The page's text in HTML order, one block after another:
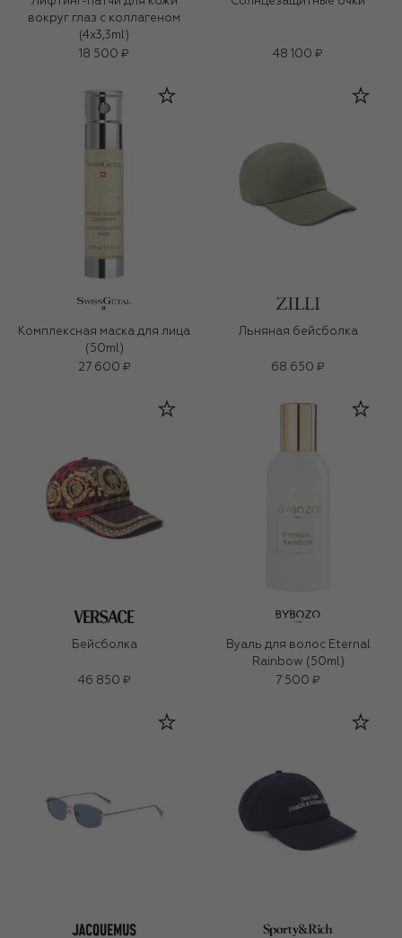
вокруг глаз с коллагеном
(4x3,3ml)
18 500 ₽
48 100 ₽
Комплексная маска для лица
(50ml)
27 600 ₽
Льняная бейсболка
68 650 ₽
Бейсболка
46 850 ₽
Вуаль для волос Eternal
Rainbow (50ml)
7 500 ₽